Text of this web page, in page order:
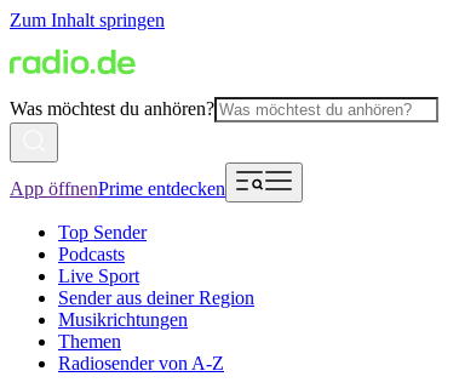
Zum Inhalt springen
Was möchtest du anhören?
App öffnenPrime entdecken
Top Sender
Podcasts
Live Sport
Sender aus deiner Region
Musikrichtungen
Themen
Radiosender von A-Z